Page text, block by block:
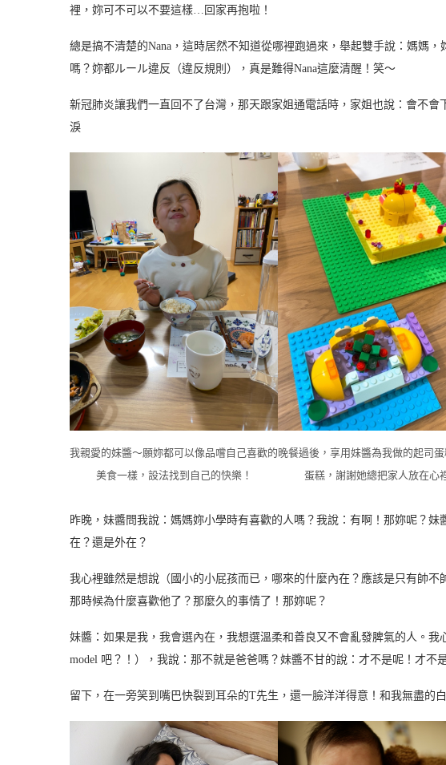
裡，妳可不可以不要這樣…回家再抱啦！
總是搞不清楚的Nana，這時居然不知道從哪裡跑過來，舉起雙手說：媽媽
嗎？妳都ルール違反（違反規則），真是難得Nana這麼清醒！笑～
新冠肺炎讓我們一直回不了台灣，那天跟家姐通電話時，家姐也說：會不
淚
我親愛的妹醬～願妳都可以像品嚐自己喜歡的
美食一樣，設法找到自己的快樂！
晚餐過後，享用妹醬為我做的起司
蛋糕，謝謝她總把家人放在心
昨晚，妹醬問我說：媽媽妳小學時有喜歡的人嗎？我說：有啊！那妳呢？
在？還是外在？
我心裡雖然是想說（國小的小屁孩而已，哪來的什麼內在？應該是只有帥
那時候為什麼喜歡他了？那麼久的事情了！那妳呢？
妹醬：如果是我，我會選內在，我想選溫柔和善良又不會亂發脾氣的人。我
model 吧？！），我說：那不就是爸爸嗎？妹醬不甘的說：才不是呢！才不
留下，在一旁笑到嘴巴快裂到耳朵的T先生，還一臉洋洋得意！和我無盡的白